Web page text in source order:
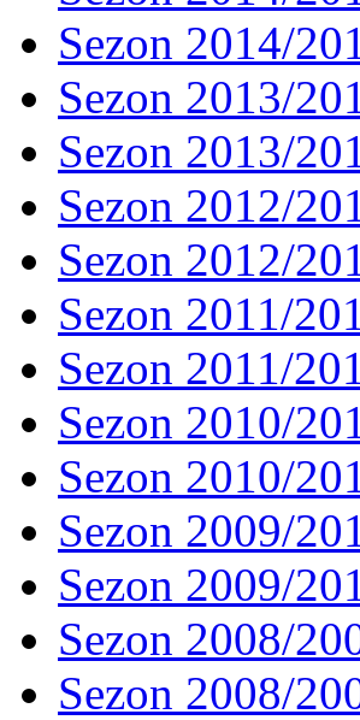
Sezon 2014/
Sezon 2013/
Sezon 2013/
Sezon 2012/
Sezon 2012/
Sezon 2011/
Sezon 2011/
Sezon 2010/
Sezon 2010/
Sezon 2009/
Sezon 2009/
Sezon 2008/
Sezon 2008/